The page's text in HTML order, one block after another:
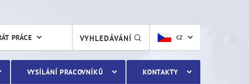
úrazů
CZ
VYHLEDÁVÁNÍ
PRÁCE
VYSÍLÁNÍ PRACOVNÍKŮ KONTAKTY